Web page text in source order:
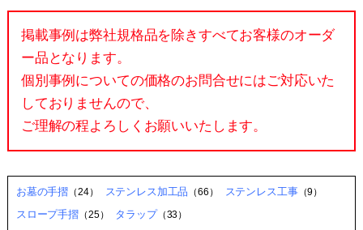
掲載事例は弊社規格品を除きすべてお客様のオーダ
ー品となります。
個別事例についての価格のお問合せにはご対応いた
しておりませんので、
ご理解の程よろしくお願いいたします。
お墓の手摺 （24） ステンレス加工品 （66） ステンレス工事（9）
スロープ手摺 （25） タラップ（33）